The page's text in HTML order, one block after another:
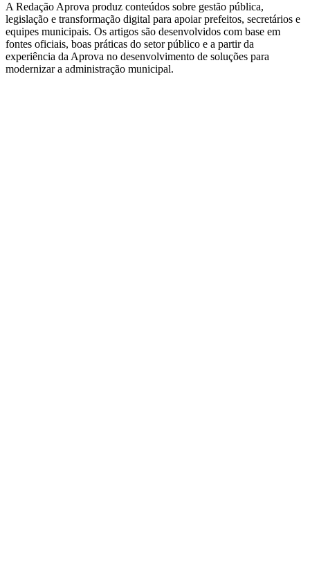
A Redação Aprova produz conteúdos sobre gestão pública,
legislação e transformação digital para apoiar prefeitos, secretários e
equipes municipais. Os artigos são desenvolvidos com base em
fontes oficiais, boas práticas do setor público e a partir da
experiência da Aprova no desenvolvimento de soluções para
modernizar a administração municipal.